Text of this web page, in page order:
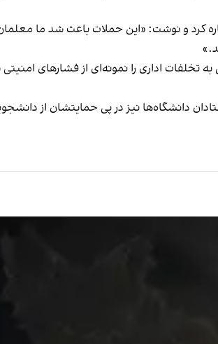
کرد و نوشت: «این حملات باعث شد ما
و صدور حکم در هیات رسیدگی به تخلفات اداری را نمونه‌ای از فشارهای
دانشگاه‌ها نیز در پی حمایتشان از